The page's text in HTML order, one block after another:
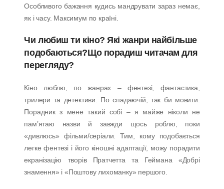
Особливого бажання кудись мандрувати зараз немає,
як і часу. Максимум по країні.
Чи любиш ти кіно? Які жанри найбільше
подобаються?Що порадиш читачам для
перегляду?
Кіно люблю, по жанрах – фентезі, фантастика,
трилери та детективи. По спадаючій, так би мовити.
Порадник з мене такий собі – я майже ніколи не
пам’ятаю назви й завжди щось роблю, поки
«дивлюсь» фільми/серіали. Тим, кому подобається
легке фентезі і його кіношні адаптації, можу порадити
екранізацію творів Пратчетта та Геймана «Добрі
знамення» і «Поштову лихоманку» першого.